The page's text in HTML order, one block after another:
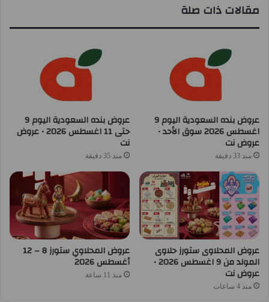
مقالات ذات صلة
عروض بنده السعودية اليوم 9
اغسطس 2026 سوق الأحد •
عروض نت
منذ 33 دقيقة
عروض بنده السعودية اليوم 9
حتى 11 اغسطس 2026 • عروض
نت
منذ 35 دقيقة
عروض المحلاوى ستورز حلاوى
المولد من 9 اغسطس 2026 •
عروض نت
منذ 4 ساعات
عروض المحلاوي ستورز 8 – 12
أغسطس 2026
منذ 11 ساعة